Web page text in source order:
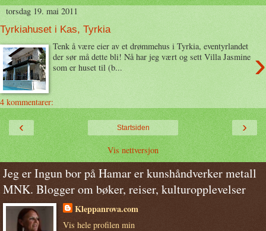
torsdag 19. mai 2011
Tyrkiahuset i Kas, Tyrkia
›
Tenk å være eier av et drømmehus i Tyrkia, eventyrlandet
der sør må dette bli! Nå har jeg vært og sett Villa Jasmine
som er huset til (b...
4 kommentarer:
‹ ›
Startsiden
Vis nettversjon
Jeg er Ingun bor på Hamar er kunshåndverker metall
MNK. Blogger om bøker, reiser, kulturopplevelser
Kleppanrova.com
Vis hele profilen min